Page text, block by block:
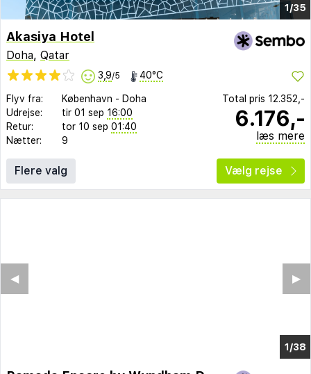
1/35
Akasiya Hotel
Doha, Qatar
3,9/5 40°C
Flyv fra: København - Doha
Udrejse:
tir 01 sep 16:00
Retur:
tor 10 sep 01:40
Nætter:
9
Total pris 12.352,-
6.176,-
læs mere
Flere valg Vælg rejse
1/34
▶︎
◀︎